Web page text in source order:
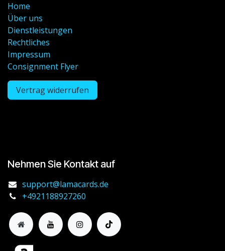
Home
Über uns
Dienstleistungen
Rechtliches
Impressum
Consignment Flyer
Vertrag widerrufen
Nehmen Sie Kontakt auf
support@lamacards.de
+4921188927260